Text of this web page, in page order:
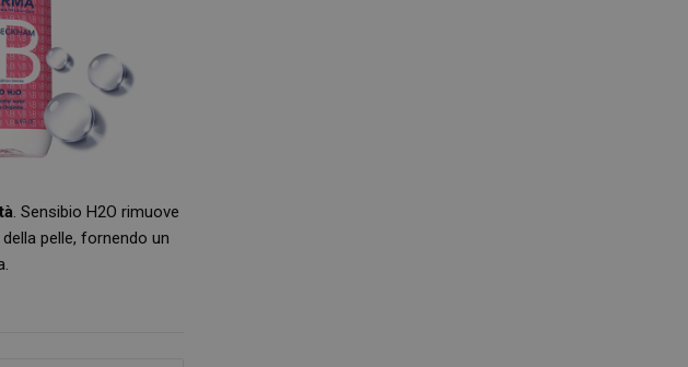
. Sensibio H2O rimuove
pelle, fornendo un
nome di cookie è associato a Google Universal
che è un aggiornamento significativo del
di analisi più comunemente utilizzato da
Questo cookie viene utilizzato per distinguere
unici assegnando un numero generato in modo
come identificatore del cliente. È incluso in ogni
di pagina in un sito e utilizzato per calcolare i
di visitatori, sessioni e campagne per i rapporti di
dei siti.
cookie viene utilizzato dal servizio Cookie-
dei visitatori. È necessario che il banner dei
di Cookie-Script.com funzioni correttamente.